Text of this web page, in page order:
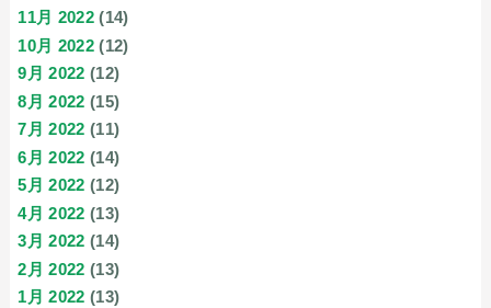
11月 2022 (14)
10月 2022 (12)
9月 2022 (12)
8月 2022 (15)
7月 2022 (11)
6月 2022 (14)
5月 2022 (12)
4月 2022 (13)
3月 2022 (14)
2月 2022 (13)
1月 2022 (13)